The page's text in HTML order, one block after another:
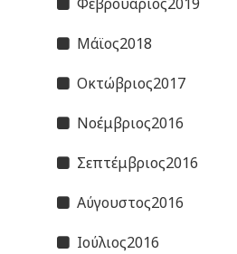
Μάϊος2018
Οκτώβριος2017
Νοέμβριος2016
Σεπτέμβριος2016
Αύγουστος2016
Ιούλιος2016